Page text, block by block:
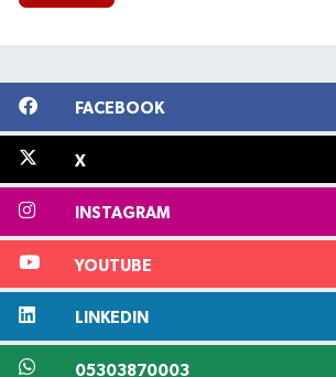
FACEBOOK
X
INSTAGRAM
YOUTUBE
LINKEDIN
05303870003